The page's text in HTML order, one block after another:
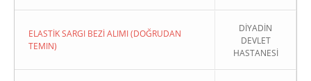
ELASTİK SARGI BEZİ ALIMI (DOĞRUDAN
TEMIN)
DİYADİN
DEVLET
HASTANESİ